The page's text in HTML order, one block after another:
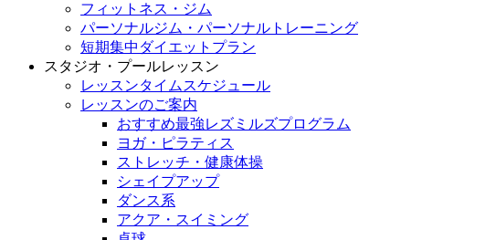
フィットネス・ジム
パーソナルジム・パーソナルトレーニング
短期集中ダイエットプラン
スタジオ・プールレッスン
レッスンタイムスケジュール
レッスンのご案内
おすすめ最強レズミルズプログラム
ヨガ・ピラティス
ストレッチ・健康体操
シェイプアップ
ダンス系
アクア・スイミング